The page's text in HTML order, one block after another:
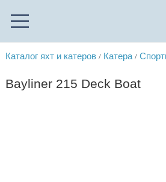
Каталог яхт и катеров / Катера /
Bayliner 215 Deck Boat